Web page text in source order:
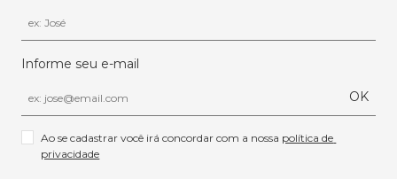
Informe seu e-mail
OK
Ao se cadastrar você irá concordar com a nossa política de
privacidade